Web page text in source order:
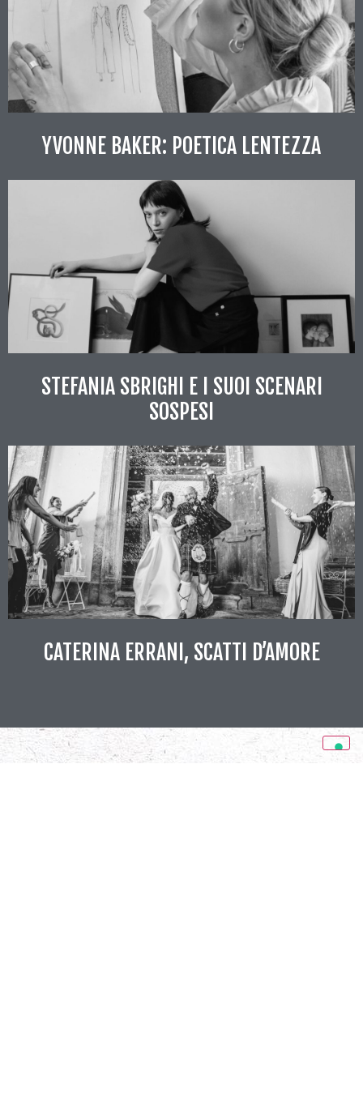
YVONNE BAKER: POETICA LENTEZZA
STEFANIA SBRIGHI E I SUOI SCENARI
SOSPESI
CATERINA ERRANI, SCATTI D’AMORE